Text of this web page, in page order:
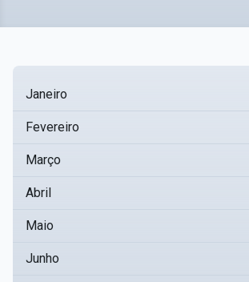
Janeiro
Fevereiro
Março
Abril
Maio
Junho